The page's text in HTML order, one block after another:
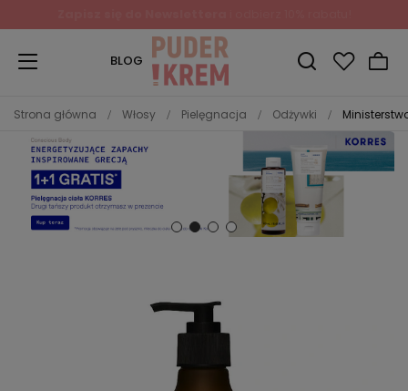
BLOG
Strona główna Włosy Pielęgnacja Odżywki